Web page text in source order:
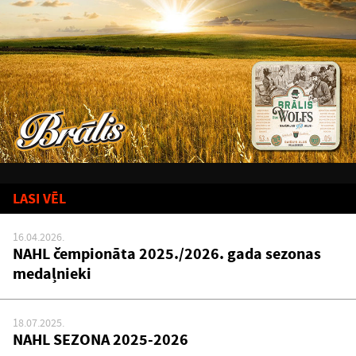
LASI VĒL
16.04.2026.
NAHL čempionāta 2025./2026. gada sezonas
medaļnieki
18.07.2025.
NAHL SEZONA 2025-2026